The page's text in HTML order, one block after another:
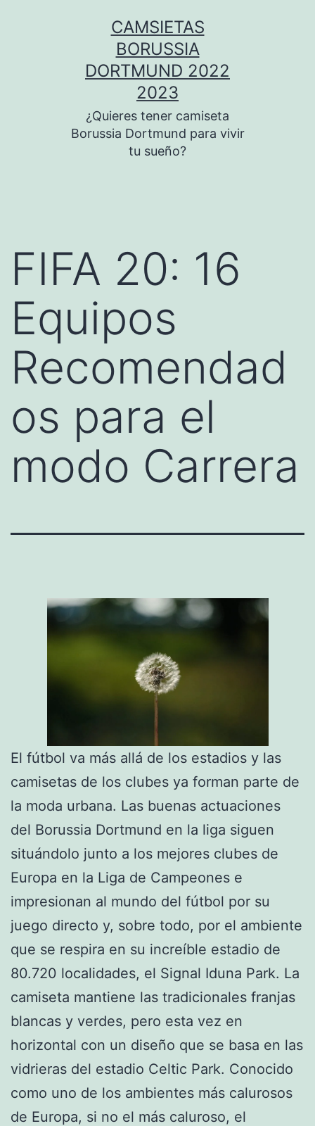
CAMSIETAS
BORUSSIA
DORTMUND 2022
2023
¿Quieres tener camiseta
Borussia Dortmund para vivir
tu sueño?
FIFA 20: 16
Equipos
Recomendad
os para el
modo Carrera
El fútbol va más allá de los estadios y las
camisetas de los clubes ya forman parte de
la moda urbana. Las buenas actuaciones
del Borussia Dortmund en la liga siguen
situándolo junto a los mejores clubes de
Europa en la Liga de Campeones e
impresionan al mundo del fútbol por su
juego directo y, sobre todo, por el ambiente
que se respira en su increíble estadio de
80.720 localidades, el Signal Iduna Park. La
camiseta mantiene las tradicionales franjas
blancas y verdes, pero esta vez en
horizontal con un diseño que se basa en las
vidrieras del estadio Celtic Park. Conocido
como uno de los ambientes más calurosos
de Europa, si no el más caluroso, el